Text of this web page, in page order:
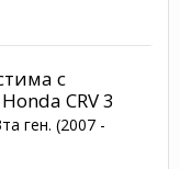
с
CRV 3
ген. (2007 -